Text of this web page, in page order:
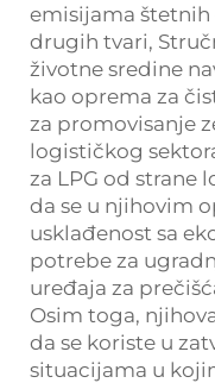
emisijama štetnih
drugih tvari,
životne sredine
kao oprema za
za promovisanje
logističkog
za LPG od strane
da se u njihovim
usklađenost sa
potrebe za
uređaja za
Osim toga,
da se koriste u
situacijama u